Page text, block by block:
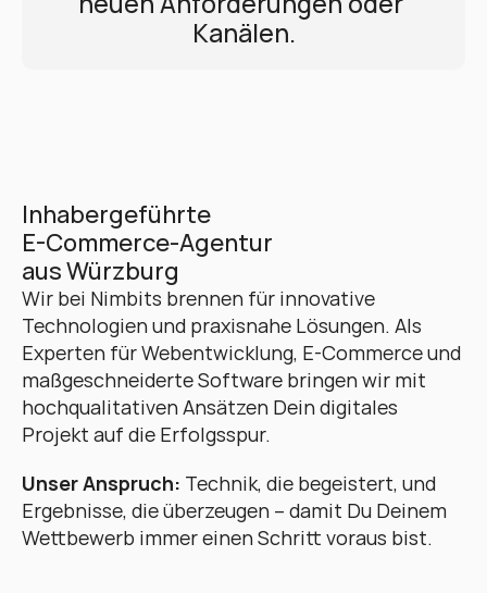
Kanälen.
Inhabergeführte
E-Commerce-Agentur
aus Würzburg
Wir bei Nimbits brennen für innovative
Technologien und praxisnahe Lösungen. Als
Experten für Webentwicklung, E-Commerce und
maßgeschneiderte Software bringen wir mit
hochqualitativen Ansätzen Dein digitales
Projekt auf die Erfolgsspur.
Unser Anspruch: Technik, die begeistert, und
Ergebnisse, die überzeugen – damit Du Deinem
Wettbewerb immer einen Schritt voraus bist.